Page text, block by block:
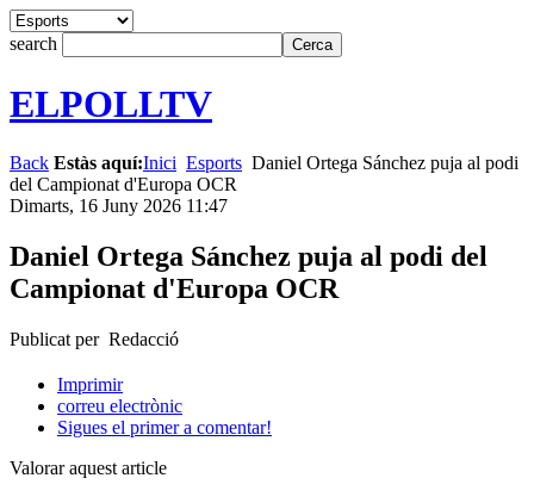
search
ELPOLLTV
Back Estàs aquí:Inici Esports Daniel Ortega Sánchez puja al podi
del Campionat d'Europa OCR
Dimarts, 16 Juny 2026 11:47
Daniel Ortega Sánchez puja al podi del
Campionat d'Europa OCR
Publicat per Redacció
Imprimir
correu electrònic
Sigues el primer a comentar!
Valorar aquest article